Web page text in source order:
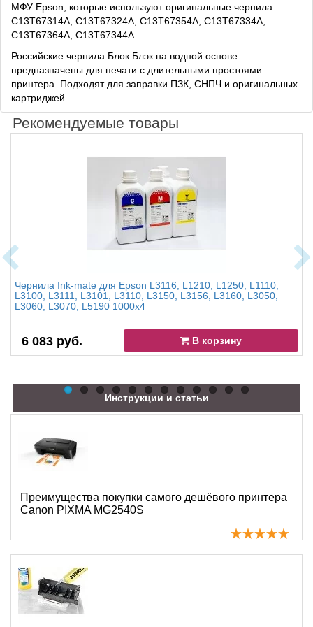
МФУ Epson, которые используют оригинальные чернила
C13T67314A, C13T67324A, C13T67354A, C13T67334A,
C13T67364A, C13T67344A.
Российские чернила Блок Блэк на водной основе
предназначены для печати с длительными простоями
принтера. Подходят для заправки ПЗК, СНПЧ и оригинальных
картриджей.
Рекомендуемые товары
Чернила Ink-mate для Epson L3116, L1210, L1250, L1110,
L3100, L3111, L3101, L3110, L3150, L3156, L3160, L3050,
L3060, L3070, L5190 1000x4
6 083 руб. В корзину
Инструкции и статьи
Преимущества покупки самого дешёвого принтера
Canon PIXMA MG2540S